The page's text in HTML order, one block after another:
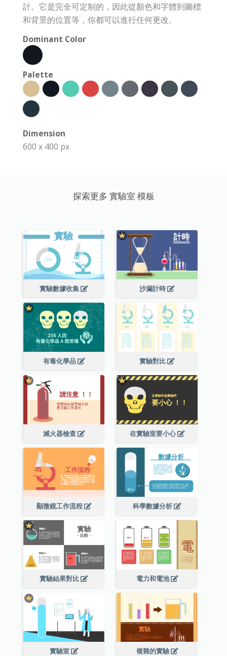
計。它是完全可定制的，因此從顏色和字體到圖標
和背景的位置等，你都可以進行任何更改。
Dominant Color
Palette
Dimension
600 x 400 px
探索更多 實驗室 模板
實驗數據收集 沙漏計時
有毒化學品 實驗對比
滅火器檢查 在實驗室要小心
顯微鏡工作流程 科學數據分析
實驗結果對比 電力和電池
實驗室 複雜的實驗